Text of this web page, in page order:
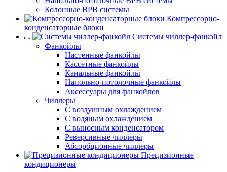
Колонные ВРВ системы
Компрессорно-
конденсаторные блоки
Системы чиллер-фанкойл
Фанкойлы
Настенные фанкойлы
Кассетные фанкойлы
Канальные фанкойлы
Напольно-потолочные фанкойлы
Аксессуары для фанкойлов
Чиллеры
С воздушным охлаждением
С водяным охлаждением
С выносным конденсатором
Реверсивные чиллеры
Абсорбционные чиллеры
Прецизионные
кондиционеры